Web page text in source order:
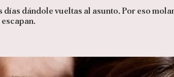
días dándole vueltas al asunto. Por eso